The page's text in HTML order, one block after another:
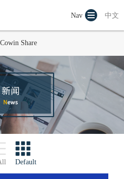
中文
Nav
Cowin Share
Default